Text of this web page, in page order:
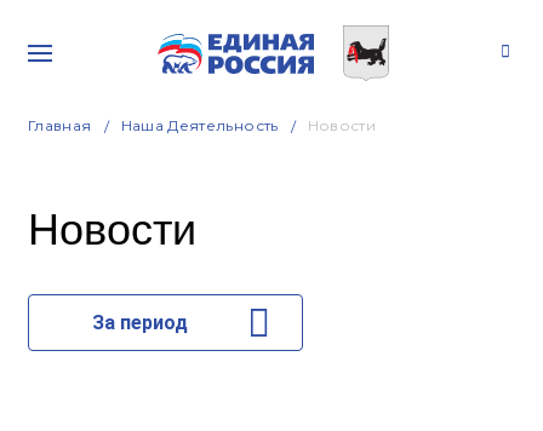
Главная Наша Деятельность Новости
Новости
За период